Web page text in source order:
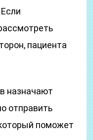
пациента
назначают
отправить
поможет